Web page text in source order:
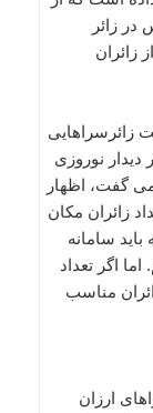
زائر
زائران
زائرسراهایی
دیدار نوروزی
گفت، اظهار
زائران مکان
سامانه
اگر تعداد
مناسب
ارزان